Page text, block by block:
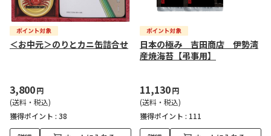
＜お中元＞のりとカニ缶詰合せ
3,800円
(送料・税込)
獲得ポイント : 38
日本の極み 吉田商店 伊勢湾
産焼海苔【弔事用】
11,130円
(送料・税込)
獲得ポイント : 111